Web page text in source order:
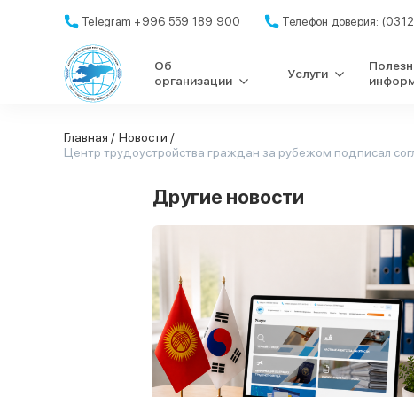
Telegram +996 559 189 900 Телефон доверия:
Об
организации
Услуги
Главная / Новости /
Центр трудоустройства граждан за рубежом подписал
Другие новости